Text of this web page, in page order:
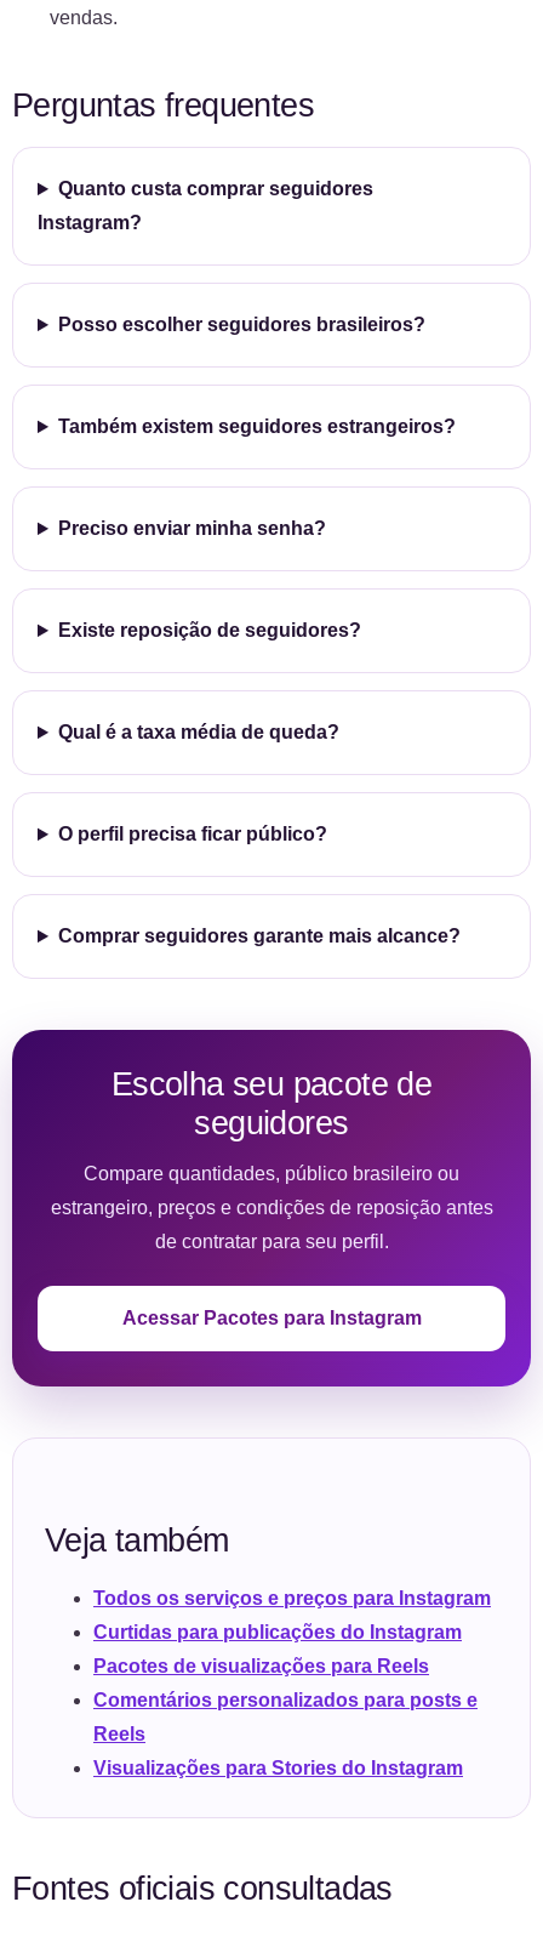
vendas.
Perguntas frequentes
Quanto custa comprar seguidores
Instagram?
Posso escolher seguidores brasileiros?
Também existem seguidores estrangeiros?
Preciso enviar minha senha?
Existe reposição de seguidores?
Qual é a taxa média de queda?
O perfil precisa ficar público?
Comprar seguidores garante mais alcance?
Escolha seu pacote de
seguidores
Compare quantidades, público brasileiro ou
estrangeiro, preços e condições de reposição antes
de contratar para seu perfil.
Acessar Pacotes para Instagram
Veja também
Todos os serviços e preços para Instagram
Curtidas para publicações do Instagram
Pacotes de visualizações para Reels
Comentários personalizados para posts e
Reels
Visualizações para Stories do Instagram
Fontes oficiais consultadas